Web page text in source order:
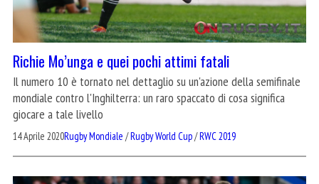
Richie Mo’unga e quei pochi attimi fatali
Il numero 10 è tornato nel dettaglio su un'azione della semifinale
mondiale contro l'Inghilterra: un raro spaccato di cosa significa
giocare a tale livello
14 Aprile 2020Rugby Mondiale /Rugby World Cup/RWC 2019